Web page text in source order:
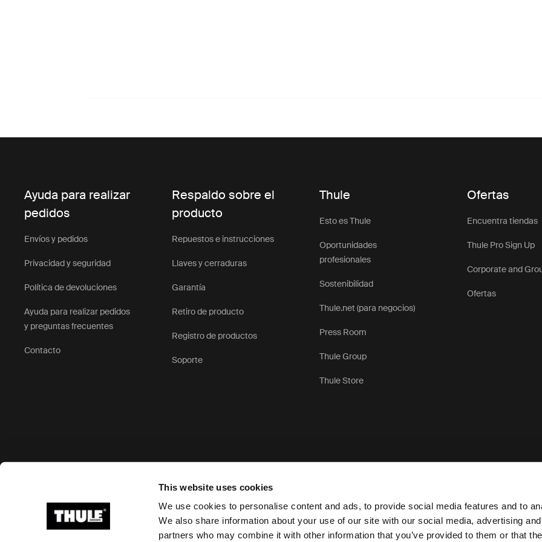
This website uses cookies
We use cookies to personalise content and ads, to provide social media features and to
We also share information about your use of our site with our social media, advertising
partners who may combine it with other information that you’ve provided to them or that
Ayuda para realizar
pedidos
Envíos y pedidos
Privacidad y seguridad
Política de devoluciones
Ayuda para realizar pedidos
y preguntas frecuentes
Contacto
Respaldo sobre el
producto
Repuestos e instrucciones
Llaves y cerraduras
Garantía
Retiro de producto
Registro de productos
Soporte
Thule
Esto es Thule
Oportunidades
profesionales
Sostenibilidad
Thule.net (para negocios)
Press Room
Thule Group
Thule Store
Ofertas
Encuentra tiendas
Thule Pro Sign Up
Corporate and
Ofertas
Ⓒ 2024 Thule Group Todos los derechos reservados Aviso de privacidad